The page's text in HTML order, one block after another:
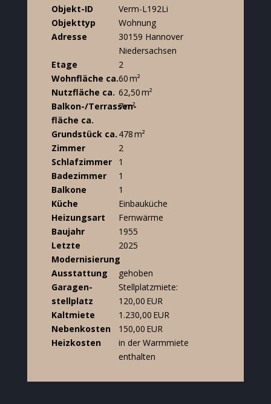
Objekt-ID
Verm-L192Li
Objekttyp
Wohnung
Adresse
30159 Hannover
Niedersachsen
Etage
2
Wohnfläche ca.60 m²
Nutzfläche ca. 62,50 m²
Balkon-/Terrassen­
fläche ca.
7 m²
Grund­stück ca. 478 m²
Zimmer
2
Schlafzimmer
1
Badezimmer
1
Balkone
1
Küche
Einbauküche
Heizungsart
Fernwärme
Baujahr
1955
Letzte
Modernisierung
2025
Ausstattung
gehoben
Garagen­
stellplatz
Stellplatzmiete:
120,00 EUR
Kaltmiete
1.230,00 EUR
Nebenkosten
150,00 EUR
Heizkosten
in der Warmmiete
enthalten